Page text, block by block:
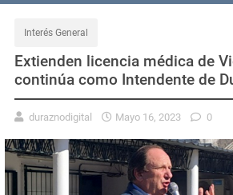
Interés General
Extienden licencia médica de
continúa como Intendente de
duraznodigital Mayo 16, 2023 0